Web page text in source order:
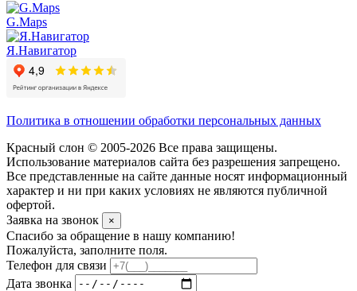
G.Maps
Я.Навигатор
Политика в отношении обработки персональных данных
Красный слон © 2005-2026 Все права защищены.
Использование материалов сайта без разрешения запрещено.
Все представленные на сайте данные носят информационный
характер и ни при каких условиях не являются публичной
офертой.
Заявка на звонок
×
Спасибо за обращение в нашу компанию!
Пожалуйста, заполните поля.
Телефон для связи
Дата звонка